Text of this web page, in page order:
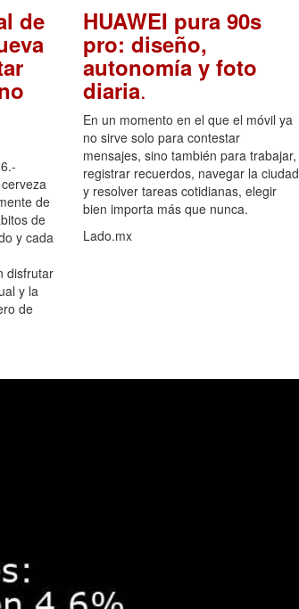
de
de
de
y cada
disfrutar
y la
de
HUAWEI pura 90s
pro: diseño,
autonomía y foto
diaria.
En un momento en el que el móvil ya
no sirve solo para contestar
mensajes, sino también para trabajar,
registrar recuerdos, navegar la ciudad
y resolver tareas cotidianas, elegir
bien importa más que nunca.
Lado.mx